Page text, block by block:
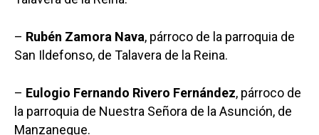
– Rubén Zamora Nava, párroco de la parroquia de
San Ildefonso, de Talavera de la Reina.
– Eulogio Fernando Rivero Fernández, párroco de
la parroquia de Nuestra Señora de la Asunción, de
Manzaneque.